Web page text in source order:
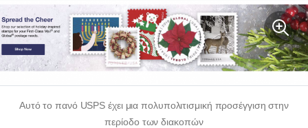
Αυτό το πανό USPS έχει μια πολυπολιτισμική προσέγγιση στην
περίοδο των διακοπών